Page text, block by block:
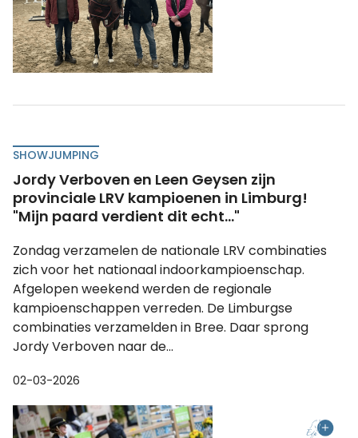
SHOWJUMPING
Jordy Verboven en Leen Geysen zijn
provinciale LRV kampioenen in Limburg!
"Mijn paard verdient dit echt..."
Zondag verzamelen de nationale LRV combinaties
zich voor het nationaal indoorkampioenschap.
Afgelopen weekend werden de regionale
kampioenschappen verreden. De Limburgse
combinaties verzamelden in Bree. Daar sprong
Jordy Verboven naar de...
02-03-2026